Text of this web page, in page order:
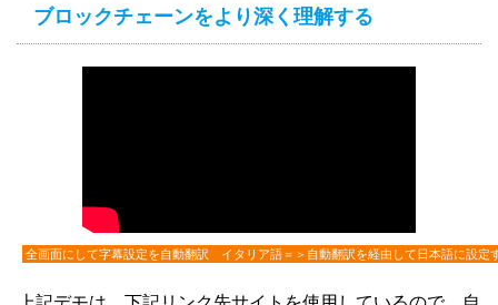
ブロックチェーンをより深く理解する
全画面にして字幕設定を自動翻訳 イタリア語＝＞自動翻訳を経由して日本語に設定